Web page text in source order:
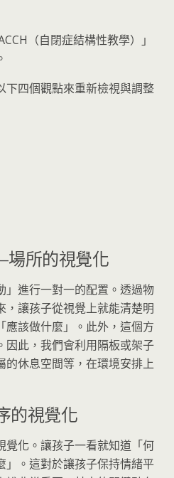
（自閉症結構性教學）」
下四個觀點來重新檢視與調整
場所的視覺化
」進行一對一的配置。透過物
，讓孩子從視覺上就能清楚明
應該做什麼」。此外，這個方
因此，我們會利用隔板或架子
的休息空間等，在環境安排上
的視覺化
覺化。讓孩子一看就知道「何
」。這對於讓孩子保持情緒平